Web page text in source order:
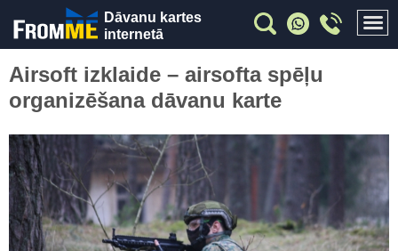
Dāvanu kartes
internetā
Airsoft izklaide – airsofta spēļu
organizēšana dāvanu karte